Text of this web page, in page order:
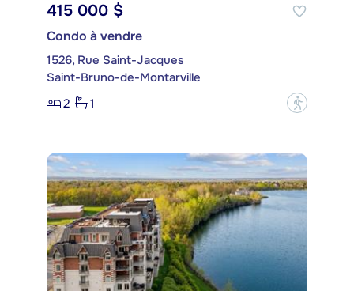
415 000 $
Condo à vendre
1526, Rue Saint-Jacques
Saint-Bruno-de-Montarville
2
1 ?